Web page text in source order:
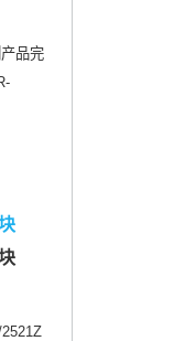
品完